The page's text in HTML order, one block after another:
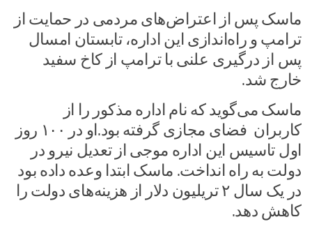
ماسک پس از اعتراض‌های مردمی در حمایت از
ترامپ و راه‌اندازی این اداره، تابستان امسال
پس از درگیری علنی با ترامپ از کاخ سفید
خارج شد.
ماسک می‌گوید که نام اداره مذکور را از
کاربران فضای مجازی گرفته بود.او در ۱۰۰ روز
اول تاسیس این اداره موجی از تعدیل نیرو در
دولت به راه انداخت. ماسک ابتدا وعده داده بود
در یک سال ۲ تریلیون دلار از هزینه‌های دولت را
کاهش دهد.